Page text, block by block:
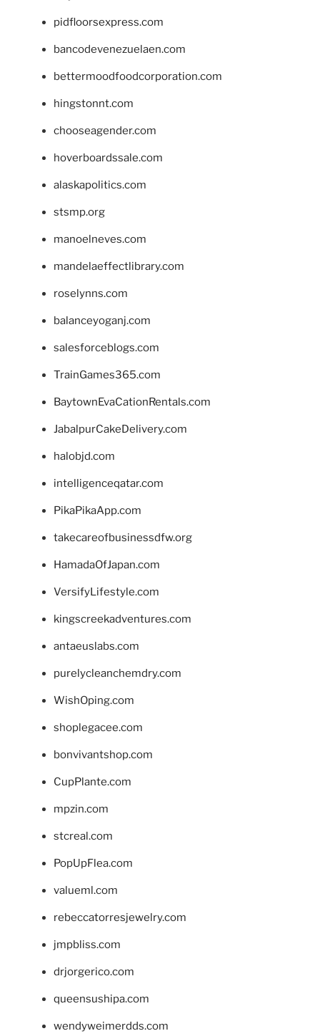
pidfloorsexpress.com
bancodevenezuelaen.com
bettermoodfoodcorporation.com
hingstonnt.com
chooseagender.com
hoverboardssale.com
alaskapolitics.com
stsmp.org
manoelneves.com
mandelaeffectlibrary.com
roselynns.com
balanceyoganj.com
salesforceblogs.com
TrainGames365.com
BaytownEvaCationRentals.com
JabalpurCakeDelivery.com
halobjd.com
intelligenceqatar.com
PikaPikaApp.com
takecareofbusinessdfw.org
HamadaOfJapan.com
VersifyLifestyle.com
kingscreekadventures.com
antaeuslabs.com
purelycleanchemdry.com
WishOping.com
shoplegacee.com
bonvivantshop.com
CupPlante.com
mpzin.com
stcreal.com
PopUpFlea.com
valueml.com
rebeccatorresjewelry.com
jmpbliss.com
drjorgerico.com
queensushipa.com
wendyweimerdds.com